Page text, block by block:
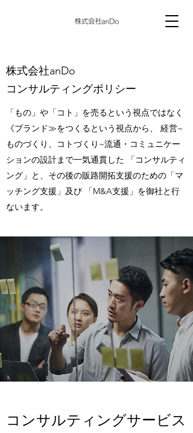
コンサルティングサービス
​株式会社anDo
コンサルティングポリシー
「もの」や「コト」を売るという視点ではなく
《ブランド≫をつくるという視点から、 経営~
ものづくり、コトづくり~流通・コミュニケー
ションの設計まで一気通貫した 「コンサルティ
ング」と、その後の販路開拓支援のための「マ
ッチング支援」及び 「M&A支援」を御社と行
ないます。